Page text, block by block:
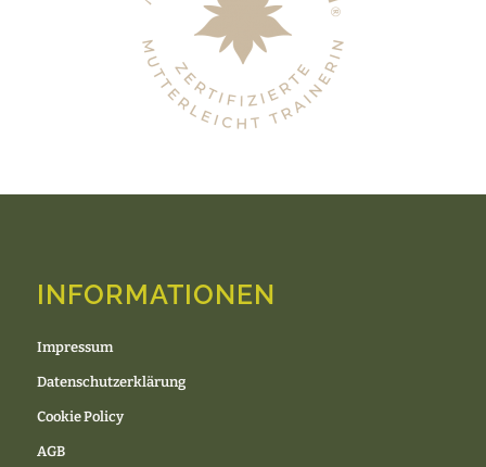
INFORMATIONEN
Impressum
Datenschutzerklärung
Cookie Policy
AGB